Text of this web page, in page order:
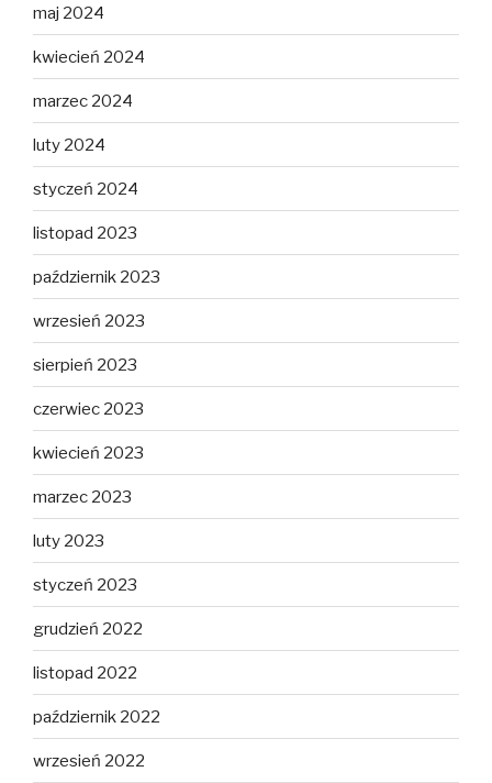
maj 2024
kwiecień 2024
marzec 2024
luty 2024
styczeń 2024
listopad 2023
październik 2023
wrzesień 2023
sierpień 2023
czerwiec 2023
kwiecień 2023
marzec 2023
luty 2023
styczeń 2023
grudzień 2022
listopad 2022
październik 2022
wrzesień 2022